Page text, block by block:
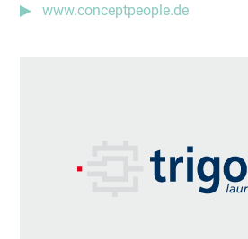
www.conceptpeople.de